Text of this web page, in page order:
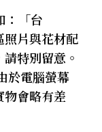
：「台
照片與花材配
特別留意。
於電腦螢幕
會略有差